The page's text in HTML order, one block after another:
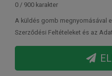
0 / 900 karakter
A küldés gomb megnyomásával
Szerződési Feltételeket és az